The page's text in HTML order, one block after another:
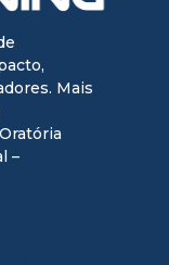
Mais
–